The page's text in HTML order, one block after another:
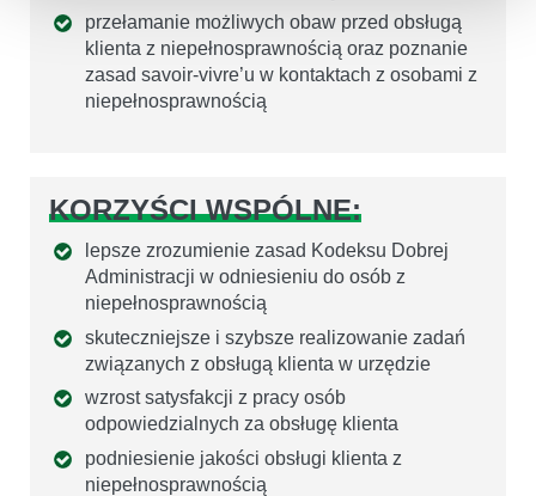
przełamanie możliwych obaw przed obsługą
klienta z niepełnosprawnością oraz poznanie
zasad savoir-vivre’u w kontaktach z osobami z
niepełnosprawnością
KORZYŚCI WSPÓLNE:
lepsze zrozumienie zasad Kodeksu Dobrej
Administracji w odniesieniu do osób z
niepełnosprawnością
skuteczniejsze i szybsze realizowanie zadań
związanych z obsługą klienta w urzędzie
wzrost satysfakcji z pracy osób
odpowiedzialnych za obsługę klienta
podniesienie jakości obsługi klienta z
niepełnosprawnością